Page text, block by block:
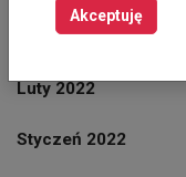
Marzec 2022
Luty 2022
Styczeń 2022
Akceptuję